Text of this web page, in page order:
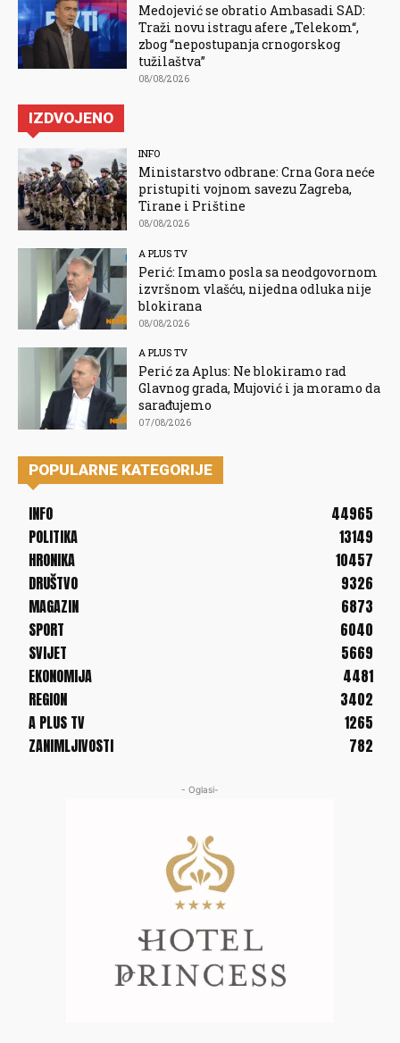
Medojević se obratio Ambasadi SAD:
Traži novu istragu afere „Telekom“,
zbog “nepostupanja crnogorskog
tužilaštva”
08/08/2026
IZDVOJENO
INFO
Ministarstvo odbrane: Crna Gora neće
pristupiti vojnom savezu Zagreba,
Tirane i Prištine
08/08/2026
A PLUS TV
Perić: Imamo posla sa neodgovornom
izvršnom vlašću, nijedna odluka nije
blokirana
08/08/2026
A PLUS TV
Perić za Aplus: Ne blokiramo rad
Glavnog grada, Mujović i ja moramo da
sarađujemo
07/08/2026
POPULARNE KATEGORIJE
INFO
44965
POLITIKA
13149
HRONIKA
10457
DRUŠTVO
9326
MAGAZIN
6873
SPORT
6040
SVIJET
5669
EKONOMIJA
4481
REGION
3402
A PLUS TV
1265
ZANIMLJIVOSTI
782
- Oglasi-